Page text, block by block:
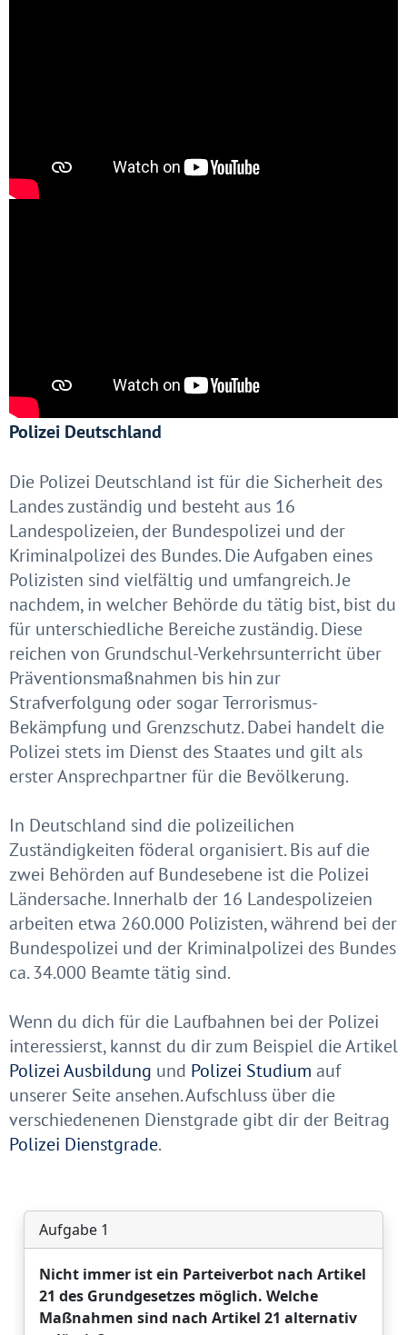
Polizei Deutschland
Die Polizei Deutschland ist für die Sicherheit des
Landes zuständig und besteht aus 16
Landespolizeien, der Bundespolizei und der
Kriminalpolizei des Bundes. Die Aufgaben eines
Polizisten sind vielfältig und umfangreich. Je
nachdem, in welcher Behörde du tätig bist, bist du
für unterschiedliche Bereiche zuständig. Diese
reichen von Grundschul-Verkehrsunterricht über
Präventionsmaßnahmen bis hin zur
Strafverfolgung oder sogar Terrorismus-
Bekämpfung und Grenzschutz. Dabei handelt die
Polizei stets im Dienst des Staates und gilt als
erster Ansprechpartner für die Bevölkerung.
In Deutschland sind die polizeilichen
Zuständigkeiten föderal organisiert. Bis auf die
zwei Behörden auf Bundesebene ist die Polizei
Ländersache. Innerhalb der 16 Landespolizeien
arbeiten etwa 260.000 Polizisten, während bei der
Bundespolizei und der Kriminalpolizei des Bundes
ca. 34.000 Beamte tätig sind.
Wenn du dich für die Laufbahnen bei der Polizei
interessierst, kannst du dir zum Beispiel die Artikel
Polizei Ausbildung und Polizei Studium auf
unserer Seite ansehen. Aufschluss über die
verschiedenenen Dienstgrade gibt dir der Beitrag
Polizei Dienstgrade.